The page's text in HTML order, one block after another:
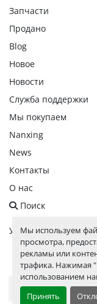
Мы используем
просмотра,
рекламы или
трафика. Нажимая
использованием
Принять
Запчасти
Продано
Blog
Новое
Новости
Служба поддержки
Мы покупаем
Nanxing
News
Контакты
О нас
Поиск
Управление
facebook
linkedin
Выберите язык